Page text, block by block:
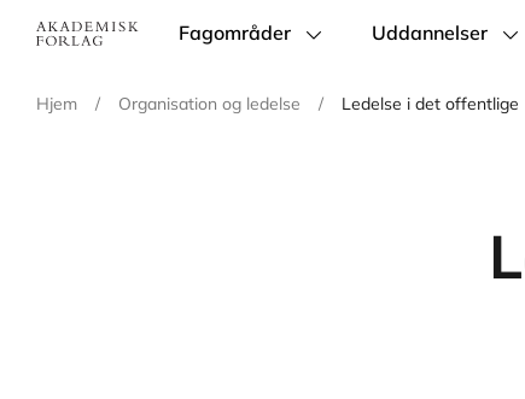
Main
Fagområder Uddannelser
Hjem / Organisation og ledelse / Ledelse i det offentlige